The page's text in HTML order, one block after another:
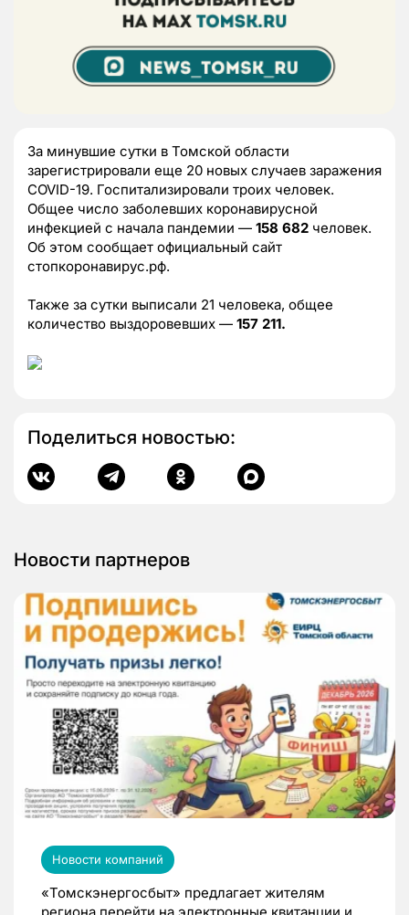
За минувшие сутки в Томской области
зарегистрировали еще 20 новых случаев заражения
COVID-19. Госпитализировали троих человек.
Общее число заболевших коронавирусной
инфекцией с начала пандемии — 158 682 человек.
Об этом сообщает официальный сайт
стопкоронавирус.рф.
Также за сутки выписали 21 человека, общее
количество выздоровевших — 157 211.
Поделиться новостью:
Новости партнеров
Новости компаний
«Томскэнергосбыт» предлагает жителям